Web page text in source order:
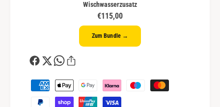
Wischwasserzusatz
€115,00
Zum Bundle →
Z
a